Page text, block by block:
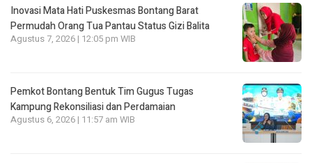
Inovasi Mata Hati Puskesmas Bontang Barat
Permudah Orang Tua Pantau Status Gizi Balita
Agustus 7, 2026 | 12:05 pm WIB
Pemkot Bontang Bentuk Tim Gugus Tugas
Kampung Rekonsiliasi dan Perdamaian
Agustus 6, 2026 | 11:57 am WIB